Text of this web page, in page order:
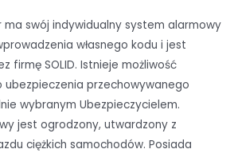
ma swój indywidualny system alarmowy
własnego kodu i jest
firmę SOLID. Istnieje możliwość
ubezpieczenia przechowywanego
wybranym Ubezpieczycielem.
jest ogrodzony, utwardzony z
ciężkich samochodów. Posiada